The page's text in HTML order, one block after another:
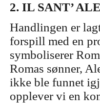
2. IL SANT’
Handlingen er
forspill med en
symboliserer
Romas sønner,
ikke ble funnet
opplever vi en